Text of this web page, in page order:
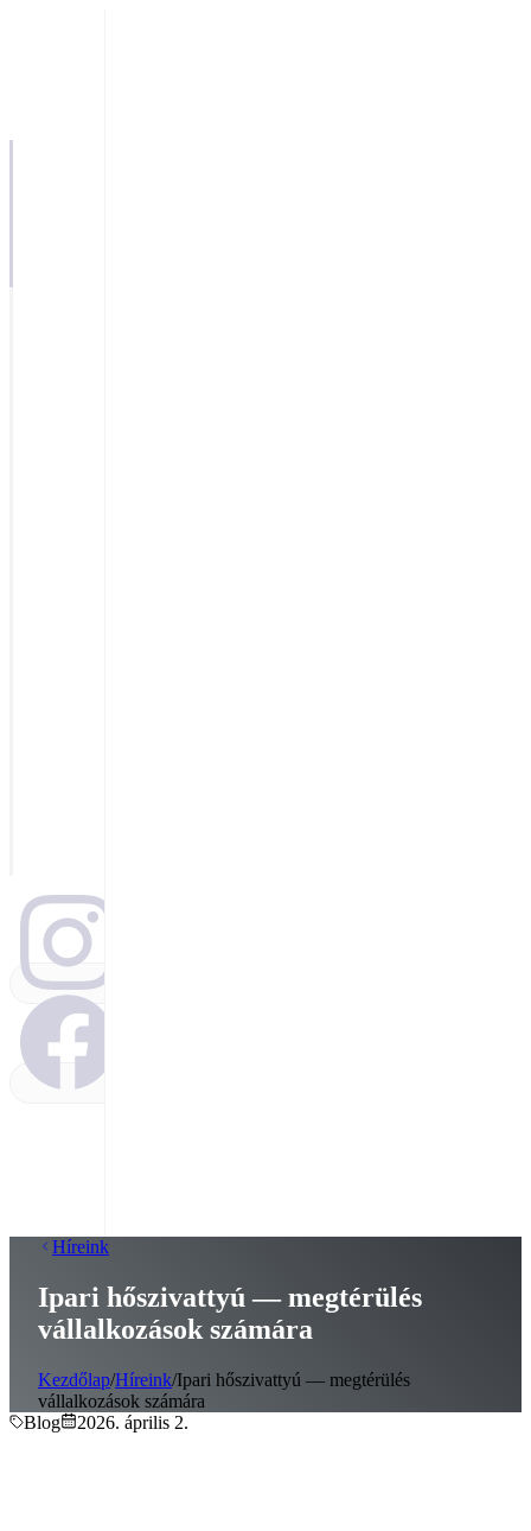
Híreink
Ipari hőszivattyú — megtérülés
vállalkozások számára
Kezdőlap/Híreink/Ipari hőszivattyú — megtérülés
vállalkozások számára
Blog
2026. április 2.